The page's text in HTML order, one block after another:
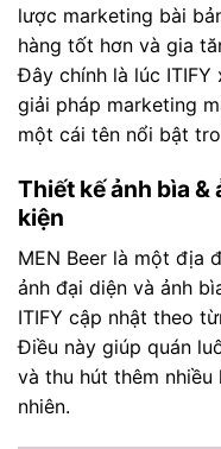
lược marketing bài
hàng tốt hơn và gia
Đây chính là lúc ITIFY
giải pháp marketing
một cái tên nổi bật
Thiết kế ảnh bìa
kiện
MEN Beer là một địa
ảnh đại diện và ảnh
ITIFY cập nhật theo
Điều này giúp quán
và thu hút thêm
nhiên.